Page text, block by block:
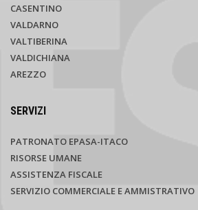
CASENTINO
VALDARNO
VALTIBERINA
VALDICHIANA
AREZZO
SERVIZI
PATRONATO EPASA-ITACO
RISORSE UMANE
ASSISTENZA FISCALE
SERVIZIO COMMERCIALE E AMMISTRATIVO